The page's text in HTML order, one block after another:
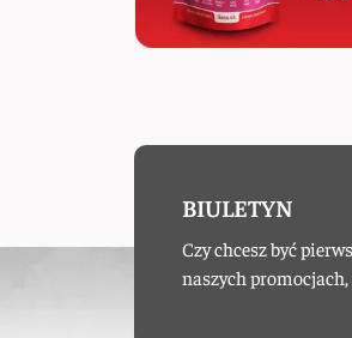
BIULETYN
Czy chcesz być
naszych